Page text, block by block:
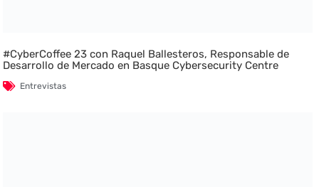
#CyberCoffee 23 con Raquel Ballesteros, Responsable de
Desarrollo de Mercado en Basque Cybersecurity Centre
Entrevistas